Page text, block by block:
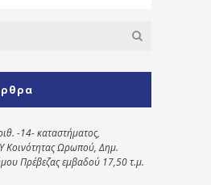
-14- καταστήματος,
Ωρωπού, Δημ.
Πρέβεζας εμβαδού 17,50 τ.μ.